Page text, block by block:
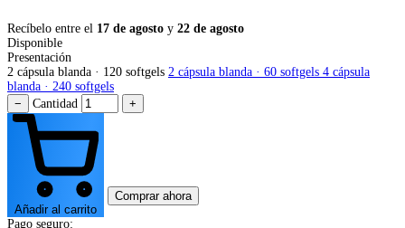
Recíbelo entre el 17 de agosto y 22 de agosto
Disponible
Presentación
2 cápsula blanda · 120 softgels 2 cápsula blanda · 60 softgels 4 cápsula
blanda · 240 softgels
−
Cantidad +
Añadir al carrito
Comprar ahora
Pago seguro: